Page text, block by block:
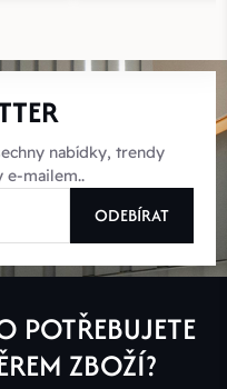
nabídky, trendy
e-mailem..
ODEBÍRAT
POTŘEBUJETE
ZBOŽÍ?